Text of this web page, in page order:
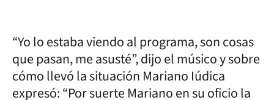
“Yo lo estaba viendo al programa, son cosas
que pasan, me asusté”, dijo el músico y sobre
cómo llevó la situación Mariano Iúdica
expresó: “Por suerte Mariano en su oficio la